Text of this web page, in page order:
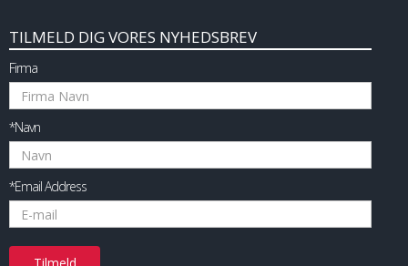
TILMELD DIG VORES NYHEDSBREV
Firma
*Navn
*Email Address